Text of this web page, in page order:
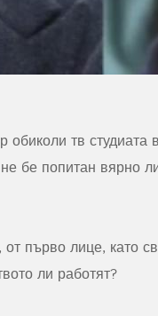
тв
бе попитан вярно
от първо лице,
ли работят?